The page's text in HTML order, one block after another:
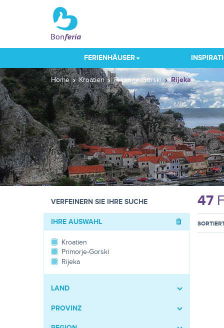
FERIENHÄUSER
Home Kroatien Primorje-Gorski Rijeka
VERFEINERN SIE IHRE SUCHE 47
IHRE AUSWAHL
Kroatien
Primorje-Gorski
Rijeka
LAND
PROVINZ